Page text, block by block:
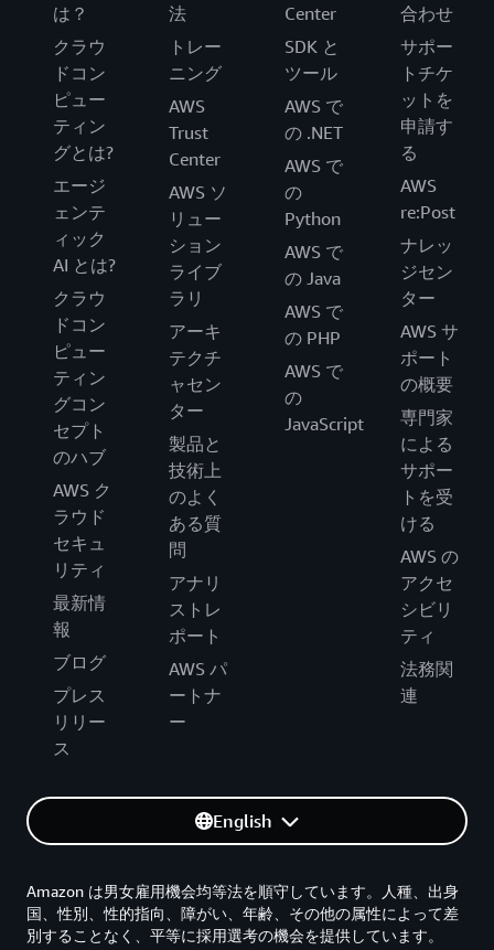
は？
クラウ
ドコン
ピュー
ティン
グとは?
エージ
ェンテ
ィック
AI とは?
クラウ
ドコン
ピュー
ティン
グコン
セプト
のハブ
AWS ク
ラウド
セキュ
リティ
最新情
報
ブログ
プレス
リリー
ス
法
トレー
ニング
AWS
Trust
Center
AWS ソ
リュー
ション
ライブ
ラリ
アーキ
テクチ
ャセン
ター
製品と
技術上
のよく
ある質
問
アナリ
ストレ
ポート
AWS パ
ートナ
ー
Center
SDK と
ツール
AWS で
の .NET
AWS で
の
Python
AWS で
の Java
AWS で
の PHP
AWS で
の
JavaScript
合わせ
サポー
トチケ
ットを
申請す
る
AWS
re:Post
ナレッ
ジセン
ター
AWS サ
ポート
の概要
専門家
による
サポー
トを受
ける
AWS の
アクセ
シビリ
ティ
法務関
連
English
Amazon は男女雇用機会均等法を順守しています。人種、出身
国、性別、性的指向、障がい、年齢、その他の属性によって差
別することなく、平等に採用選考の機会を提供しています。